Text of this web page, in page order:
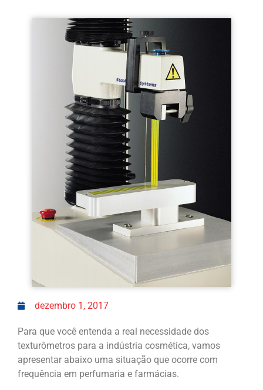
dezembro 1, 2017
Para que você entenda a real necessidade dos
texturômetros para a indústria cosmética, vamos
apresentar abaixo uma situação que ocorre com
frequência em perfumaria e farmácias.